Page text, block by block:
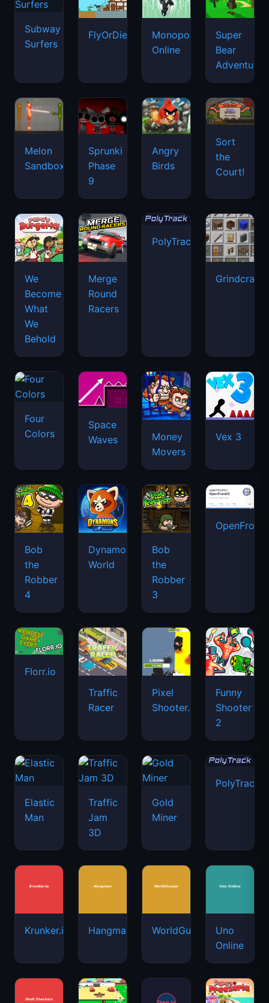
Subway
Surfers
FlyOrDie.io
Monopoly
Online
Super
Bear
Adventure
Melon
Sandbox
Sprunki
Phase
9
Angry
Birds
Sort
the
Court!
We
Become
What
We
Behold
Merge
Round
Racers
PolyTrack
Grindcraft
Four
Colors
Space
Waves
Money
Movers
Vex 3
Bob
the
Robber
4
Dynamons
World
Bob
the
Robber
3
Florr.io
Traffic
Racer
Pixel
Shooter.IO
Funny
Shooter
2
Elastic
Man
Traffic
Jam
3D
Gold
Miner
PolyTrack
Krunker.io Hangman WorldGuessr
Uno
Online